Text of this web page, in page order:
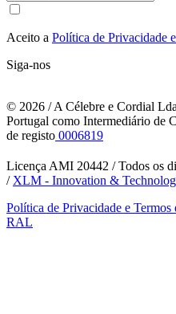
Aceito a Política de Privacidade
Siga-nos
© 2026 / A Célebre e Cordial
Portugal como Intermediário de
de registo 0006819
Licença AMI 20442 / Todos os
/ XLM - Innovation &
Política de Privacidade e Termos
RAL